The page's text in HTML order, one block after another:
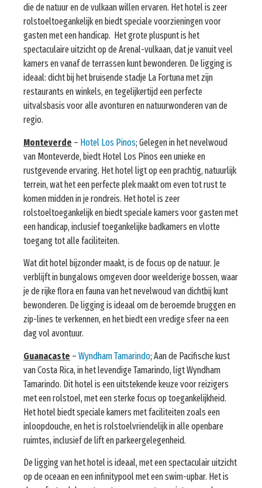
die de natuur en de vulkaan willen ervaren. Het hotel is zeer
rolstoeltoegankelijk en biedt speciale voorzieningen voor
gasten met een handicap. Het grote pluspunt is het
spectaculaire uitzicht op de Arenal-vulkaan, dat je vanuit veel
kamers en vanaf de terrassen kunt bewonderen. De ligging is
ideaal: dicht bij het bruisende stadje La Fortuna met zijn
restaurants en winkels, en tegelijkertijd een perfecte
uitvalsbasis voor alle avonturen en natuurwonderen van de
regio.
Monteverde – Hotel Los Pinos; Gelegen in het nevelwoud
van Monteverde, biedt Hotel Los Pinos een unieke en
rustgevende ervaring. Het hotel ligt op een prachtig, natuurlijk
terrein, wat het een perfecte plek maakt om even tot rust te
komen midden in je rondreis. Het hotel is zeer
rolstoeltoegankelijk en biedt speciale kamers voor gasten met
een handicap, inclusief toegankelijke badkamers en vlotte
toegang tot alle faciliteiten.
Wat dit hotel bijzonder maakt, is de focus op de natuur. Je
verblijft in bungalows omgeven door weelderige bossen, waar
je de rijke flora en fauna van het nevelwoud van dichtbij kunt
bewonderen. De ligging is ideaal om de beroemde bruggen en
zip-lines te verkennen, en het biedt een vredige sfeer na een
dag vol avontuur.
Guanacaste – Wyndham Tamarindo; Aan de Pacifische kust
van Costa Rica, in het levendige Tamarindo, ligt Wyndham
Tamarindo. Dit hotel is een uitstekende keuze voor reizigers
met een rolstoel, met een sterke focus op toegankelijkheid.
Het hotel biedt speciale kamers met faciliteiten zoals een
inloopdouche, en het is rolstoelvriendelijk in alle openbare
ruimtes, inclusief de lift en parkeergelegenheid.
De ligging van het hotel is ideaal, met een spectaculair uitzicht
op de oceaan en een infinitypool met een swim-upbar. Het is